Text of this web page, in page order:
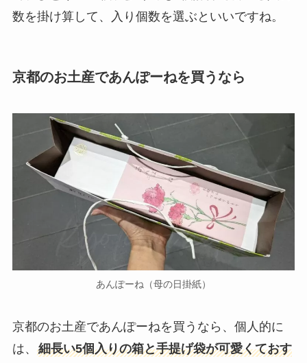
数を掛け算して、入り個数を選ぶといいですね。
京都のお土産であんぽーねを買うなら
あんぽーね（母の日掛紙）
京都のお土産であんぽーねを買うなら、個人的に
は、 細長い5個入りの箱と手提げ袋が可愛くておす